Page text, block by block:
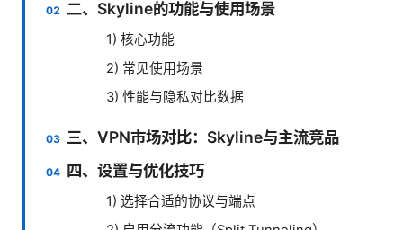
二、Skyline的功能与使用场景
1) 核心功能
2) 常见使用场景
3) 性能与隐私对比数据
三、VPN市场对比：Skyline与主流竞品
四、设置与优化技巧
1) 选择合适的协议与端点